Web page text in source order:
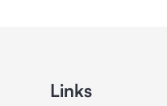
Links